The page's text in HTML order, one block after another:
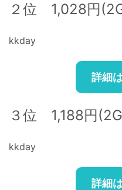
２位 1,028円
kkday
詳細
３位 1,188円
kkday
詳細